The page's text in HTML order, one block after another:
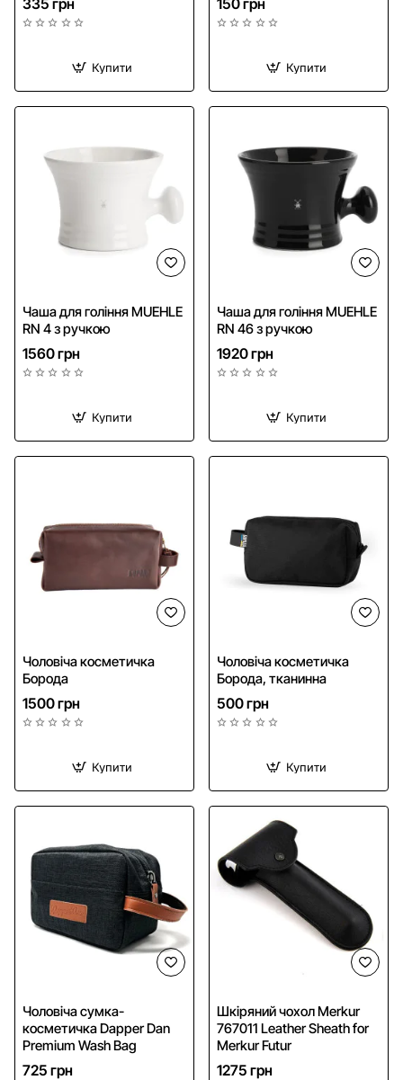
335 грн
Купити
150 грн
Купити
Чаша для гоління MUEHLE
RN 4 з ручкою
1560 грн
Купити
Чаша для гоління MUEHLE
RN 46 з ручкою
1920 грн
Купити
Чоловіча косметичка
Борода
1500 грн
Купити
Чоловіча косметичка
Борода, тканинна
500 грн
Купити
Чоловіча сумка-
косметичка Dapper Dan
Premium Wash Bag
725 грн
Шкіряний чохол Merkur
767011 Leather Sheath for
Merkur Futur
1275 грн